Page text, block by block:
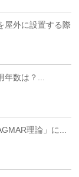
屋外に設置する際
年数は？...
理論」に...